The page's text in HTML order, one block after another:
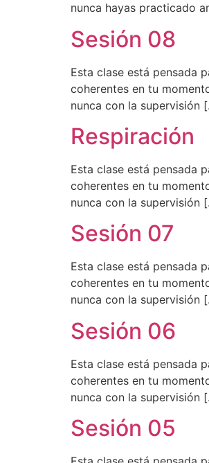
nunca hayas practicado
Sesión 08
Esta clase está pensada
coherentes en tu
nunca con la supervisión
Respiración
Esta clase está pensada
coherentes en tu
nunca con la supervisión
Sesión 07
Esta clase está pensada
coherentes en tu
nunca con la supervisión
Sesión 06
Esta clase está pensada
coherentes en tu
nunca con la supervisión
Sesión 05